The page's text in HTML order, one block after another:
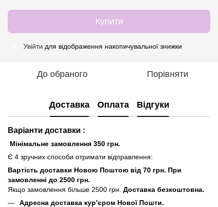
Купити
Увійти для відображення накопичувальної знижки
До обраного Порівняти
Доставка Оплата Відгуки
Варіанти доставки :
Мінімальне замовлення 350 грн.
Є 4 зручних способи отримати відправлення:
Вартість доставки Новою Поштою від 70 грн. При
замовленні до 2500 грн.
Якщо замовлення більше 2500 грн. Доставка безкоштовна.
Адресна доставка кур’єром Нової Пошти.